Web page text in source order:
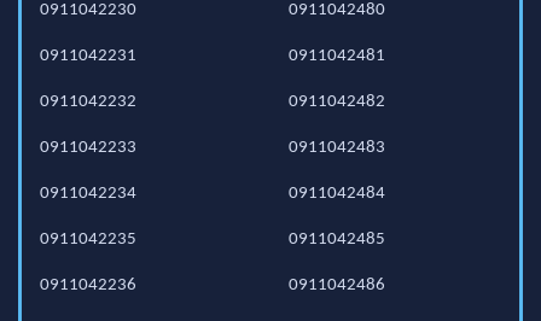
0911042230
0911042231
0911042232
0911042233
0911042234
0911042235
0911042236
0911042480
0911042481
0911042482
0911042483
0911042484
0911042485
0911042486